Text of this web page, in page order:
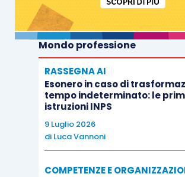
Mondo professione
RASSEGNA AI
Esonero in caso di
tempo indeterminato: le
istruzioni INPS
9 Luglio 2026
di Luca Vannoni
COMPETENZE E